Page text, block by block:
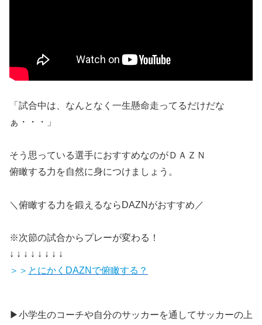
「試合中は、なんとなく一生懸命走ってるだけだな
ぁ・・・」
そう思っている選手におすすめなのがＤＡＺＮ
俯瞰する力を自然に身につけましょう。
＼俯瞰する力を鍛えるならDAZNがおすすめ／
※次節の試合からプレーが変わる！
↓ ↓ ↓ ↓ ↓ ↓ ↓ ↓
＞＞ とにかくDAZNで俯瞰する？
▶小学生のコーチや自分のサッカーを通してサッカーの上